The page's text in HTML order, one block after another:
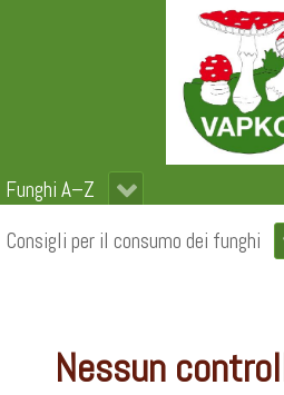
Funghi A–Z
Consigli per il consumo dei funghi
Nessun